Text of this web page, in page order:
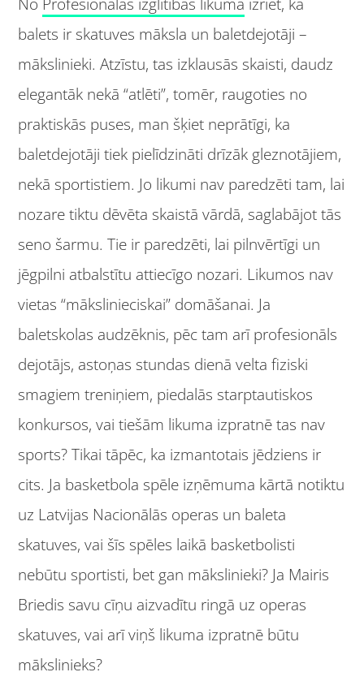
balets ir skatuves māksla un baletdejotāji –
mākslinieki. Atzīstu, tas izklausās skaisti, daudz
elegantāk nekā “atlēti”, tomēr, raugoties no
praktiskās puses, man šķiet neprātīgi, ka
baletdejotāji tiek pielīdzināti drīzāk gleznotājiem,
nekā sportistiem. Jo likumi nav paredzēti tam, lai
nozare tiktu dēvēta skaistā vārdā, saglabājot tās
seno šarmu. Tie ir paredzēti, lai pilnvērtīgi un
jēgpilni atbalstītu attiecīgo nozari. Likumos nav
vietas “mākslinieciskai” domāšanai. Ja
baletskolas audzēknis, pēc tam arī profesionāls
dejotājs, astoņas stundas dienā velta fiziski
smagiem treniņiem, piedalās starptautiskos
konkursos, vai tiešām likuma izpratnē tas nav
sports? Tikai tāpēc, ka izmantotais jēdziens ir
cits. Ja basketbola spēle izņēmuma kārtā notiktu
uz Latvijas Nacionālās operas un baleta
skatuves, vai šīs spēles laikā basketbolisti
nebūtu sportisti, bet gan mākslinieki? Ja Mairis
Briedis savu cīņu aizvadītu ringā uz operas
skatuves, vai arī viņš likuma izpratnē būtu
mākslinieks?